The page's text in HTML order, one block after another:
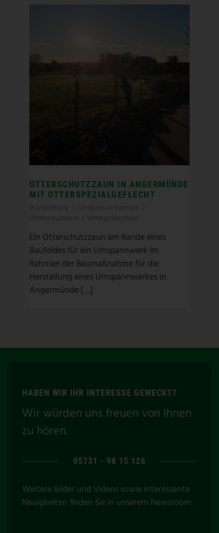
OTTERSPEZIALGEFLECHT
OTTERSCHUTZZAUN IN ANGERMÜNDE
MIT OTTERSPEZIALGEFLECHT
Brandenburg Landkreis Uckermark
Otterschutzzaun
Untergrabschutz
Ein Otterschutzzaun am Rande eines
Baufeldes für ein Umspannwerk Im
Rahmen der Baumaßnahme für die
Herstellung eines Umspannwerkes in
Angermünde […]
HABEN WIR IHR INTERESSE GEWECKT?
Wir würden uns freuen von Ihnen
zu hören.
05731 - 98 15 126
Weitere Bilder und Videos sowie interessante
Neuigkeiten finden Sie in unserem Newsroom.